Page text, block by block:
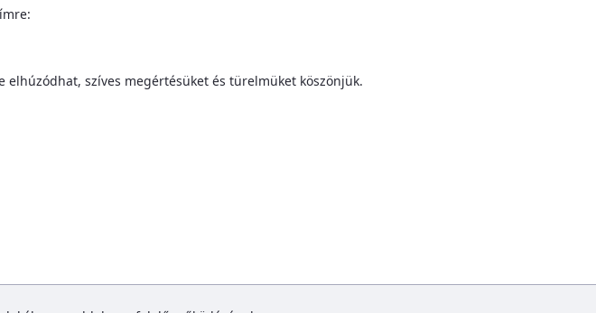
szíves megértésüket és türelmüket köszönjük.